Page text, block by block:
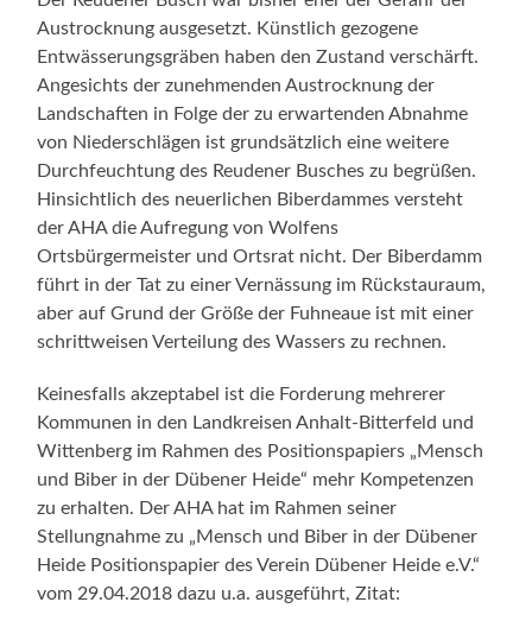
Austrocknung ausgesetzt. Künstlich gezogene
Entwässerungsgräben haben den Zustand verschärft.
Angesichts der zunehmenden Austrocknung der
Landschaften in Folge der zu erwartenden Abnahme
von Niederschlägen ist grundsätzlich eine weitere
Durchfeuchtung des Reudener Busches zu begrüßen.
Hinsichtlich des neuerlichen Biberdammes versteht
der AHA die Aufregung von Wolfens
Ortsbürgermeister und Ortsrat nicht. Der Biberdamm
führt in der Tat zu einer Vernässung im Rückstauraum,
aber auf Grund der Größe der Fuhneaue ist mit einer
schrittweisen Verteilung des Wassers zu rechnen.
Keinesfalls akzeptabel ist die Forderung mehrerer
Kommunen in den Landkreisen Anhalt-Bitterfeld und
Wittenberg im Rahmen des Positionspapiers „Mensch
und Biber in der Dübener Heide“ mehr Kompetenzen
zu erhalten. Der AHA hat im Rahmen seiner
Stellungnahme zu „Mensch und Biber in der Dübener
Heide Positionspapier des Verein Dübener Heide e.V.“
vom 29.04.2018 dazu u.a. ausgeführt, Zitat: